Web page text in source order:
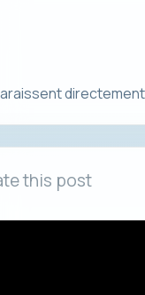
directement
this post